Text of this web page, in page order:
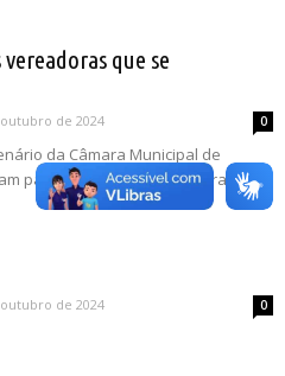
que se
de 2024 0
da Câmara Municipal de
para uma homenagem para as...
de 2024 0